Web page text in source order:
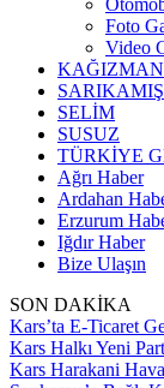
Foto
Video
KAĞIZMAN
SARIKAMIŞ
SELİM
SUSUZ
TÜRKİYE
Ağrı Haber
Ardahan
Erzurum
Iğdır Haber
Bize Ulaşın
SON DAKİKA
Kars’ta E-Ticaret
Kars Halkı Yeni
Kars Harakani